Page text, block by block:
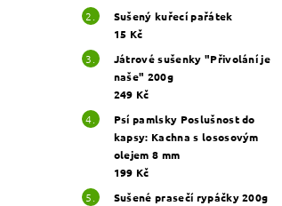
Sušený kuřecí pařátek
15 Kč
Játrové sušenky "Přivolání je
naše" 200g
249 Kč
Psí pamlsky Poslušnost do
kapsy: Kachna s lososovým
olejem 8 mm
199 Kč
Sušené prasečí rypáčky 200g